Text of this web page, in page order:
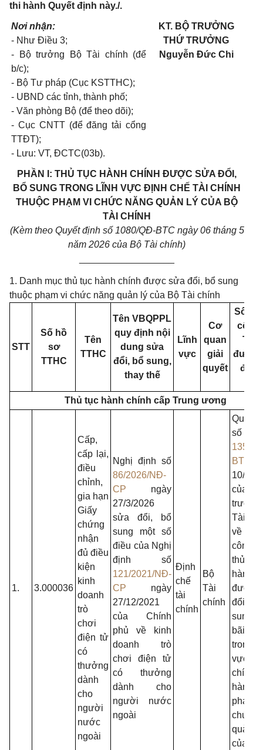
thi hành Quyết định này./.
Nơi nhận:
- Như Điều 3;
- Bộ trưởng Bộ Tài chính (để
b/c);
- Bộ Tư pháp (Cục KSTTHC);
- UBND các tỉnh, thành phố;
- Văn phòng Bộ (để theo dõi);
- Cục CNTT (để đăng tải cổng
TTĐT);
- Lưu: VT, ĐCTC(03b).
KT. BỘ TRƯỞNG
TH ỨTRƯỞNG
Nguyễn Đức Chi
PHẦN I: THỦ TỤC HÀNH CHÍNH ĐƯỢC SỬA ĐỔI,
BỔ SUNG TRONG LĨNH VỰC ĐỊNH CHẾ TÀI CHÍNH
THUỘC PHẠM VI CHỨC NĂNG QUẢN LÝ CỦA BỘ
TÀI CHÍNH
(Kèm theo Quyết định số 1080/QĐ-BTC ngày06 tháng5
năm 2026 của Bộ Tài chính)
1. Danh mục thủ tục hành chính được sửa đổi, bổ sung
thuộc phạm vi chức năng quản lý của Bộ Tài chính
STT
Số hồ
sơ
TTHC
Tên
TTHC
Tên VBQPPL
quy định nội
dung sửa
đổi, bổ sung,
thay thế
Lĩnh
vực
Cơ
quan
giải
quyết
Số
công
được
đổi,
Thủ tục hành chính cấp Trung ương
1. 3.000036
Cấp,
cấp lại,
điều
chỉnh,
gia hạn
Giấy
chứng
nhận
đủ điều
kiện
kinh
doanh
trò
chơi
điện tử
có
thưởng
dành
cho
người
nước
ngoài
Nghị định số
86/2026/NĐ-
CP ngày
27/3/2026
sửa đổi, bổ
sung một số
điều của Nghị
định số
121/2021/NĐ-
CP ngày
27/12/2021
của Chính
phủ về kinh
doanh trò
chơi điện tử
có thưởng
dành cho
người nước
ngoài
Định
chế
tài
chính
Bộ
Tài
chính
Quyết
số
135/
BTC
10/02/
của
Tài
về
công
thủ
hành
được
đổi,
bãi
trong
vực
chính
hàng
chức
của